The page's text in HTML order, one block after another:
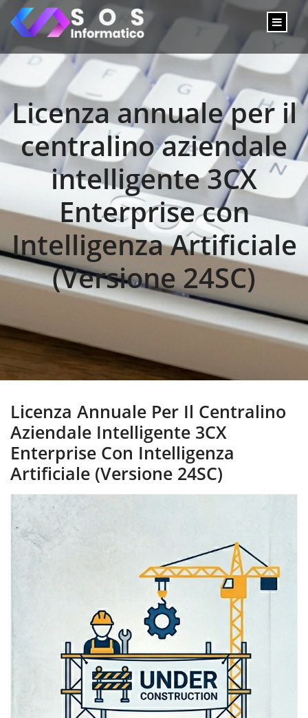
Licenza annuale per il
centralino aziendale
intelligente 3CX
Enterprise con
Intelligenza Artificiale
(Versione 24SC)
Licenza Annuale Per Il Centralino
Aziendale Intelligente 3CX
Enterprise Con Intelligenza
Artificiale (Versione 24SC)